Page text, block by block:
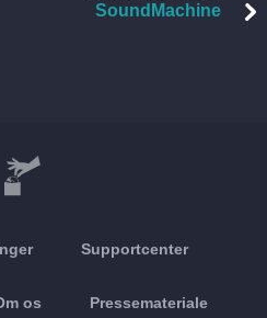
SoundMachine
Supportcenter
os Pressemateriale